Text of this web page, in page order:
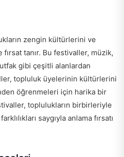
zengin kültürlerini ve
tanır. Bu festivaller, müzik,
gibi çeşitli alanlardan
topluluk üyelerinin kültürlerini
öğrenmeleri için harika bir
toplulukların birbirleriyle
saygıyla anlama fırsatı